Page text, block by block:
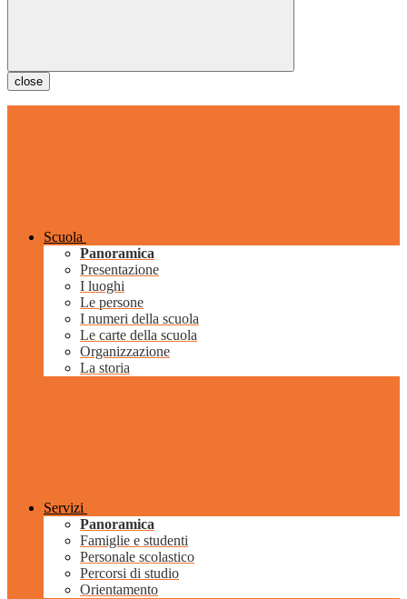
close
Scuola
Panoramica
Presentazione
I luoghi
Le persone
I numeri della scuola
Le carte della scuola
Organizzazione
La storia
Servizi
Panoramica
Famiglie e studenti
Personale scolastico
Percorsi di studio
Orientamento